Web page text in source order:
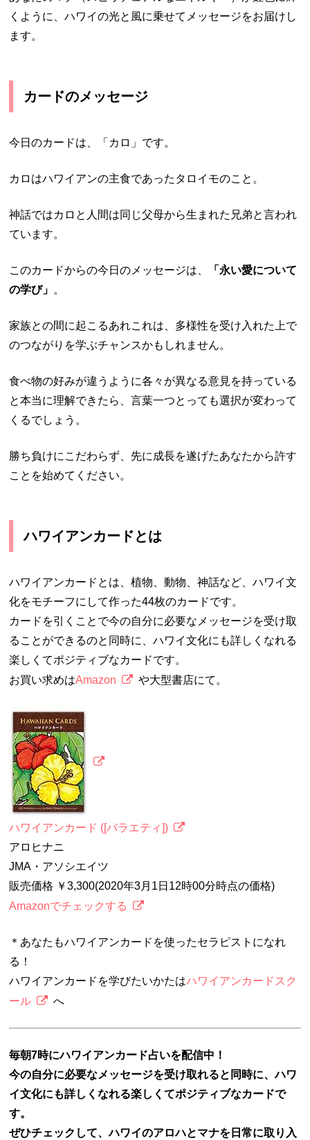
くように、ハワイの光と風に乗せてメッセージをお届けし
ます。
カードのメッセージ
今日のカードは、「カロ」です。
カロはハワイアンの主食であったタロイモのこと。
神話ではカロと人間は同じ父母から生まれた兄弟と言われ
ています。
このカードからの今日のメッセージは、
「永い愛について
の学び」 。
家族との間に起こるあれこれは、多様性を受け入れた上で
のつながりを学ぶチャンスかもしれません。
食べ物の好みが違うように各々が異なる意見を持っている
と本当に理解できたら、言葉一つとっても選択が変わって
くるでしょう。
勝ち負けにこだわらず、先に成長を遂げたあなたから許す
ことを始めてください。
ハワイアンカードとは
ハワイアンカードとは、植物、動物、神話など、ハワイ文
化をモチーフにして作った44枚のカードです。
カードを引くことで今の自分に必要なメッセージを受け取
ることができるのと同時に、ハワイ文化にも詳しくなれる
楽しくてポジティブなカードです。
お買い求めはAmazon や大型書店にて。
ハワイアンカード ([バラエティ])
アロヒナニ
JMA・アソシエイツ
販売価格 ￥3,300(2020年3月1日12時00分時点の価格)
Amazonでチェックする
＊あなたもハワイアンカードを使ったセラピストになれ
る！
ハワイアンカードを学びたいかたはハワイアンカードスク
ール
へ
毎朝7時にハワイアンカード占いを配信中！
今の自分に必要なメッセージを受け取れると同時に、ハワ
イ文化にも詳しくなれる楽しくてポジティブなカードで
す。
ぜひチェックして、ハワイのアロハとマナを日常に取り入